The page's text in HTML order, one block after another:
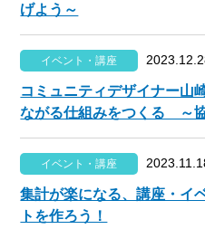
げよう～
イベント・講座
コミュニティデザイナー山
ながる仕組みをつくる ～
イベント・講座
集計が楽になる、講座・イ
トを作ろう！